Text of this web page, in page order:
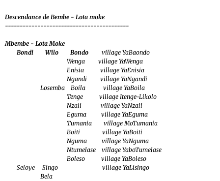
Descendance de Bembe - Lota moke
------------------------------------------
Mbembe - Lota Moke
Bondi Wilo Bondo
village YaBaondo
Wenga village YaWenga
Enisia village YaEnisia
Ngandi village YaNgandi
Losemba Boila village YaBoila
Tenge village Itenge-Likolo
Nzali village YaNzali
Eguma village YaEguma
Tumania village MoTumania
Boiti village YaBoiti
Nguma village YaNguma
Ntumelase village YaboTumelase
Boleso village YaBoleso
Seloye Singo village YaLisingo
Bela